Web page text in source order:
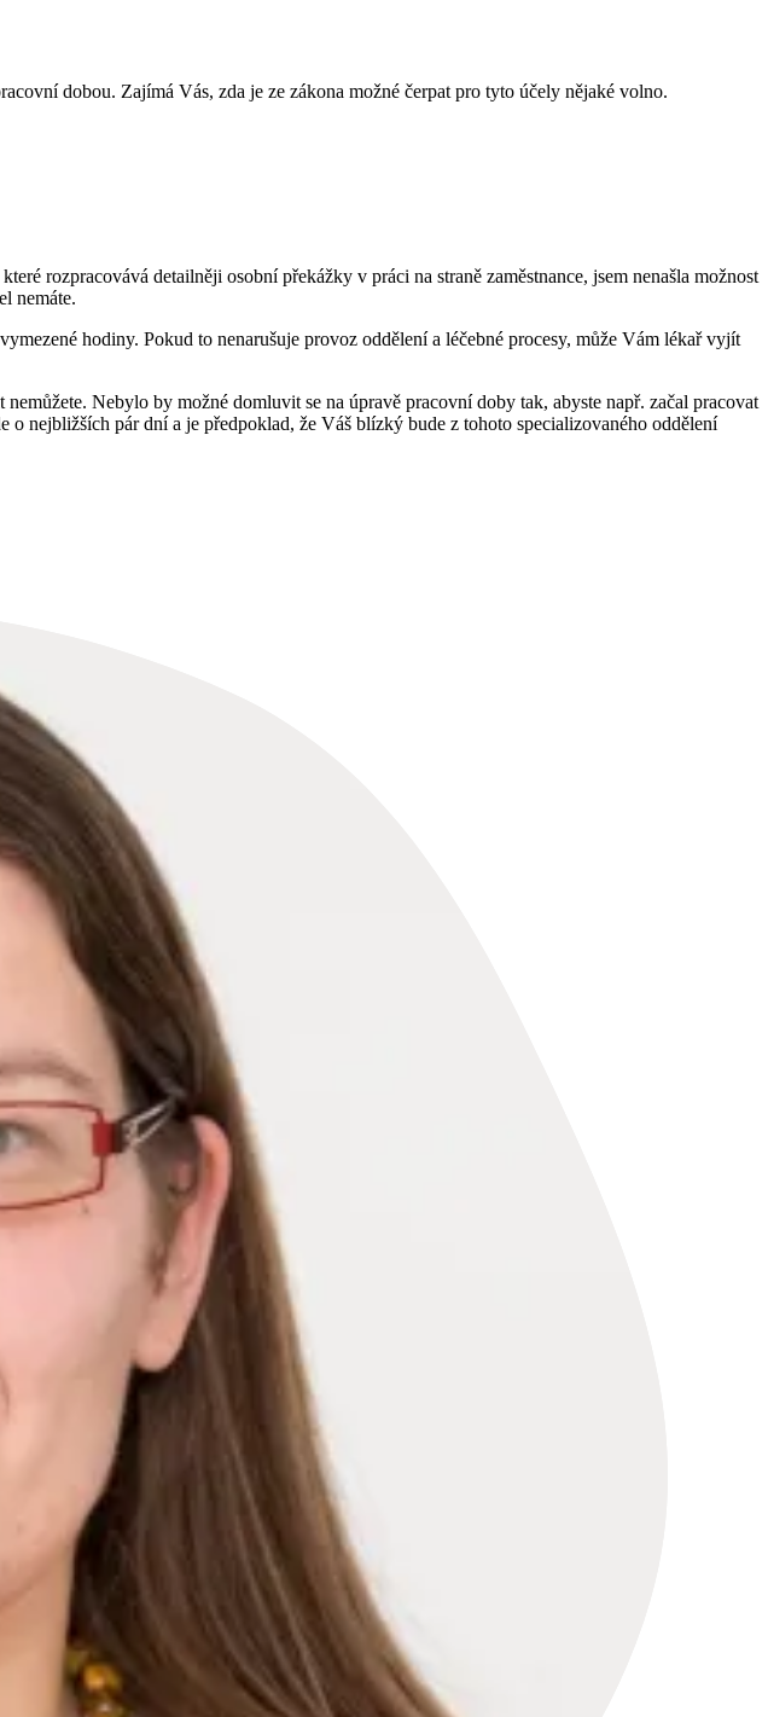
dobou. Zajímá Vás, zda je ze zákona možné čerpat pro tyto účely nějaké volno.
které rozpracovává detailněji osobní překážky v práci na straně zaměstnance, jsem nenašla možnost
nemáte.
hodiny. Pokud to nenarušuje provoz oddělení a léčebné procesy, může Vám lékař vyjít
Nebylo by možné domluvit se na úpravě pracovní doby tak, abyste např. začal pracovat
nejbližších pár dní a je předpoklad, že Váš blízký bude z tohoto specializovaného oddělení